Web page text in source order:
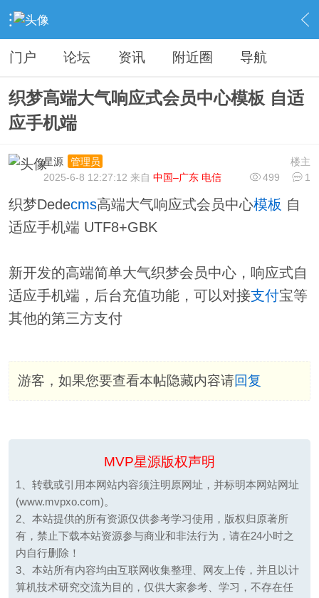
› 分类信息 › 源码模板 › 内容
门户 论坛 资讯 附近圈 导航
织梦高端大气响应式会员中心模板 自适
应手机端
楼主
星源
管理员
499
1
2025-6-8 12:27:12 来自 中国–广东 电信
织梦Dedecms高端大气响应式会员中心模板 自
适应手机端 UTF8+GBK
新开发的高端简单大气织梦会员中心，响应式自
适应手机端，后台充值功能，可以对接支付宝等
其他的第三方支付
游客，如果您要查看本帖隐藏内容请回复
MVP星源版权声明
1、转载或引用本网站内容须注明原网址，并标明本网站网址
(www.mvpxo.com)。
2、本站提供的所有资源仅供参考学习使用，版权归原著所
有，禁止下载本站资源参与商业和非法行为，请在24小时之
内自行删除！
3、本站所有内容均由互联网收集整理、网友上传，并且以计
算机技术研究交流为目的，仅供大家参考、学习，不存在任